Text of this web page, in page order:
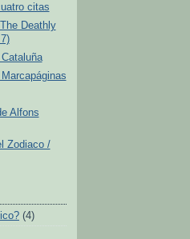
citas
Deathly
Alfons
Zodiaco /
(4)